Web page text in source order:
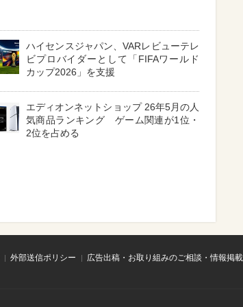
ハイセンスジャパン、VARレビューテレ
ビプロバイダーとして「FIFAワールド
カップ2026」を支援
エディオンネットショップ 26年5月の人
気商品ランキング ゲーム関連が1位・
2位を占める
外部送信ポリシー
広告出稿・お取り組みのご相談・情報掲